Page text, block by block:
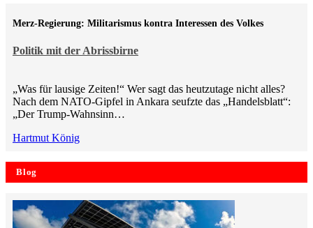
Politik mit der Abrissbirne
Merz-Regierung: Militarismus kontra Inte­ressen des Volkes
„Was für lausige Zeiten!“ Wer sagt das heutzutage nicht alles?
Nach dem NATO-Gipfel in Ankara seufzte das „Handelsblatt“:
„Der Trump-Wahnsinn…
Hartmut König
Blog